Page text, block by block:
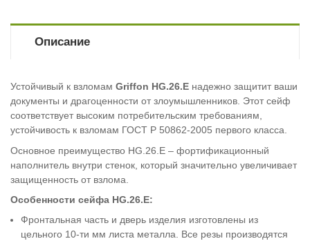
Описание
Устойчивый к взломам Griffon HG.26.E надежно защитит ваши
документы и драгоценности от злоумышленников. Этот сейф
соответствует высоким потребительским требованиям,
устойчивость к взломам ГОСТ Р 50862-2005 первого класса.
Основное преимущество HG.26.E – фортификационный
наполнитель внутри стенок, который значительно увеличивает
защищенность от взлома.
Особенности сейфа HG.26.E:
Фронтальная часть и дверь изделия изготовлены из
цельного 10-ти мм листа металла. Все резы производятся